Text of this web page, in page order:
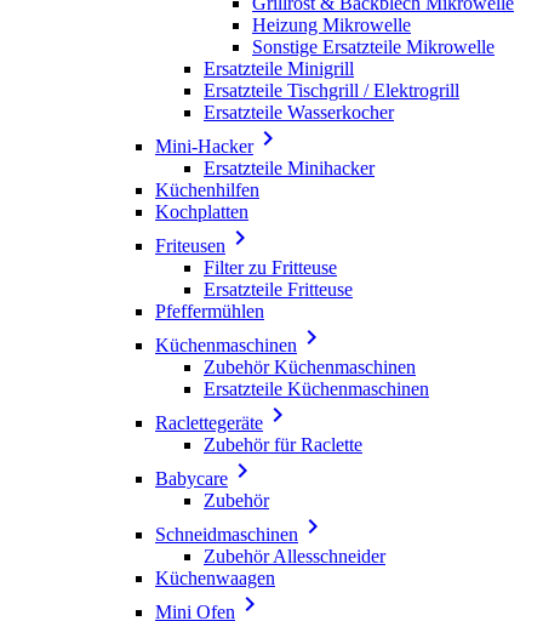
Heizung Mikrowelle
Sonstige Ersatzteile Mikrowelle
Ersatzteile Minigrill
Ersatzteile Tischgrill / Elektrogrill
Ersatzteile Wasserkocher
Mini-Hacker
Ersatzteile Minihacker
Küchenhilfen
Kochplatten
Friteusen 
Filter zu Fritteuse
Ersatzteile Fritteuse
Pfeffermühlen
Küchenmaschinen 
Zubehör Küchenmaschinen
Ersatzteile Küchenmaschinen
Raclettegeräte 
Zubehör für Raclette
Babycare 
Zubehör
Schneidmaschinen 
Zubehör Allesschneider
Küchenwaagen
Mini Ofen 